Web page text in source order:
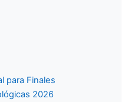
para Finales
2026